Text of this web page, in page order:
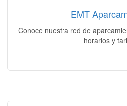
EMT
Conoce nuestra red de
horarios y
Acceso